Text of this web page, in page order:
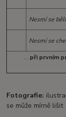
Nesmí se
Nesmí se
... při prvním
Fotografie:
se může mírně lišit